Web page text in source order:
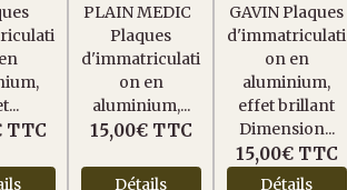
TTC
PLAIN MEDIC
Plaques
d'immatriculati
on en
aluminium,...
15,00€ TTC
Détails
GAVIN Plaques
d'immatriculati
on en
aluminium,
effet brillant
Dimension...
15,00€ TTC
Détails